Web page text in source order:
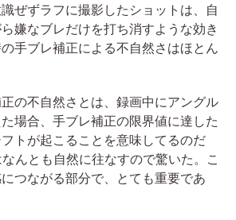
ぜずラフに撮影したショットは、自
嫌なブレだけを打ち消すような効き
手ブレ補正による不自然さはほとん
の不自然さとは、録画中にアングル
場合、手ブレ補正の限界値に達した
トが起こることを意味してるのだ
んとも自然に往なすので驚いた。こ
つながる部分で、とても重要であ